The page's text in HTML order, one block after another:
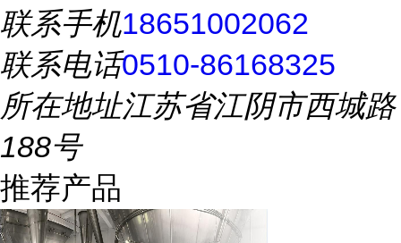
联系手机18651002062
联系电话0510-86168325
所在地址江苏省江阴市西城路
188号
推荐产品